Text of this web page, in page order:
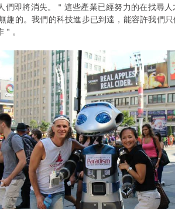
們即將消失。＂這些產業已經努力的在找尋
趣的。我們的科技進步已到達，能容許我們
。